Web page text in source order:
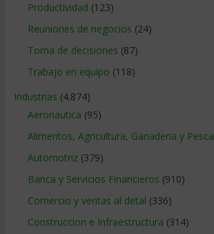
Productividad (123)
Reuniones de negocios (24)
Toma de decisiones (87)
Trabajo en equipo (118)
Industrias (4.874)
Aeronautica (95)
Alimentos, Agricultura, Ganaderia y Pesca
Automotriz(379)
Banca y Servicios Financieros (910)
Comercio y ventas al detal (336)
Construccion e Infraestructura (314)